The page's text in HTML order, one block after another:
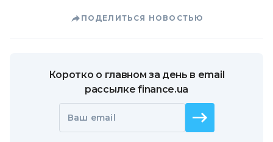
ПОДЕЛИТЬСЯ НОВОСТЬЮ
Коротко о главном за день в email
рассылке finance.ua
Ваш email